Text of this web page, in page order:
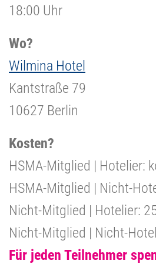
18:00 Uhr
Wo?
Wilmina Hotel
Kantstraße 79
10627 Berlin
Kosten?
HSMA-Mitglied | Hotelier:
HSMA-Mitglied | Nicht-
Nicht-Mitglied | Hotelier:
Nicht-Mitglied | Nicht-
Für jeden Teilnehmer